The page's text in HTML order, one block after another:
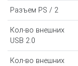
Разъем PS / 2
Кол-во внешних
USB 2.0
Кол-во внешних